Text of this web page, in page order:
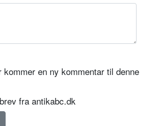
kommer en ny kommentar til denne
fra antikabc.dk